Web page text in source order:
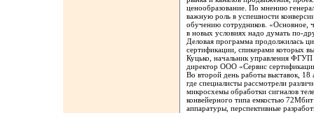
ценообразование. По мнению
важную роль в успешности
обучению сотрудников. «Основное,
в новых условиях надо думать по-
Деловая программа продолжилась
сертификации, спикерами
Куцько, начальник управления
директор ООО «Сервис
Во второй день работы выставок,
где специалисты рассмотрели
микросхемы обработки сигналов
конвейерного типа емкостью
аппаратуры, перспективные